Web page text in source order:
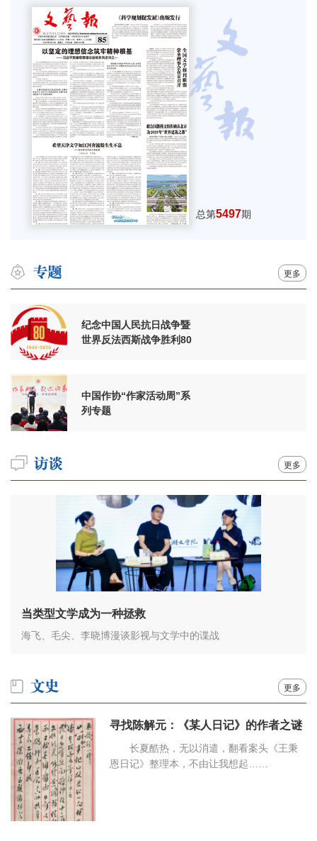
总第5497期
更多
纪念中国人民抗日战争暨
世界反法西斯战争胜利80
中国作协“作家活动周”系
列专题
更多
当类型文学成为一种拯救
海飞、毛尖、李晓博漫谈影视与文学中的谍战
更多
寻找陈解元：《某人日记》的作者之谜
长夏酷热，无以消遣，翻看案头《王秉
恩日记》整理本，不由让我想起……